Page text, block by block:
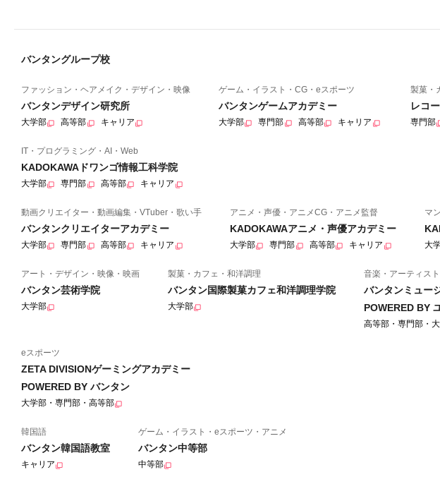
バンタングループ校
ファッション・ヘアメイク・デザイン・映像
バンタンデザイン研究所
大学部 高等部 キャリア
ゲーム・イラスト・CG・eスポーツ
バンタンゲームアカデミー
大学部 専門部 高等部 キャリア
製菓・
レコ
専門部
IT・プログラミング・AI・Web
KADOKAWAドワンゴ情報工科学院
大学部 専門部 高等部 キャリア
動画クリエイター・動画編集・VTuber・歌い手
バンタンクリエイターアカデミー
大学部 専門部 高等部 キャリア
アニメ・声優・アニメCG・アニメ監督
KADOKAWAアニメ・声優アカデミー
大学部 専門部 高等部 キャリア
マ
大
アート・デザイン・映像・映画
バンタン芸術学院
大学部
製菓・カフェ・和洋調理
バンタン国際製菓カフェ和洋調理学院
大学部
音楽・アーティス
バンタンミュー
POWERED BY
高等部・専門部・
eスポーツ
ZETA DIVISIONゲーミングアカデミー
POWERED BY バンタン
大学部・専門部・高等部
韓国語
バンタン韓国語教室
キャリア
ゲーム・イラスト・eスポーツ・アニメ
バンタン中等部
中等部